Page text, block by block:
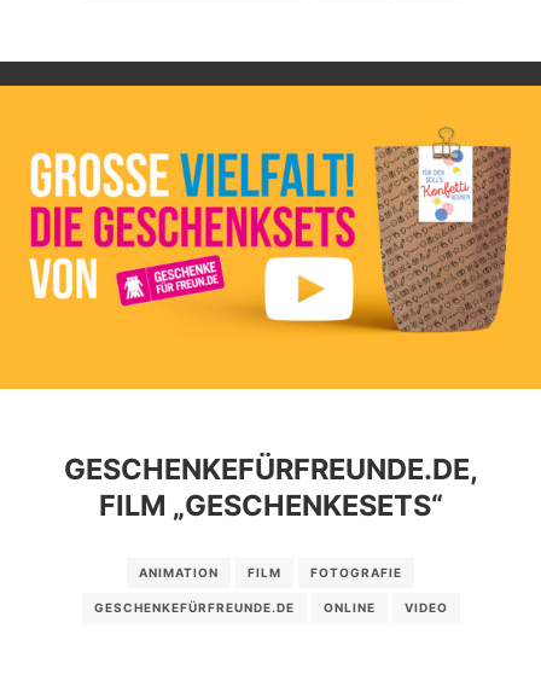
GESCHENKEFÜRFREUNDE.DE,
FILM „GESCHENKESETS“
ANIMATION FILM FOTOGRAFIE
GESCHENKEFÜRFREUNDE.DE ONLINE VIDEO